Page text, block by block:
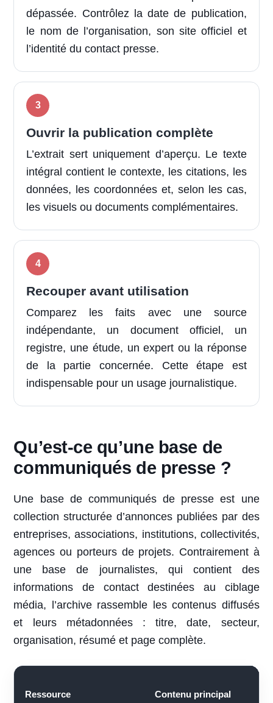
dépassée. Contrôlez la date de publication,
le nom de l’organisation, son site officiel et
l’identité du contact presse.
Ouvrir la publication complète
L’extrait sert uniquement d’aperçu. Le texte
intégral contient le contexte, les citations, les
données, les coordonnées et, selon les cas,
les visuels ou documents complémentaires.
Recouper avant utilisation
Comparez les faits avec une source
indépendante, un document officiel, un
registre, une étude, un expert ou la réponse
de la partie concernée. Cette étape est
indispensable pour un usage journalistique.
Qu’est-ce qu’une base de
communiqués de presse ?
Une base de communiqués de presse est une
collection structurée d’annonces publiées par des
entreprises, associations, institutions, collectivités,
agences ou porteurs de projets. Contrairement à
une base de journalistes, qui contient des
informations de contact destinées au ciblage
média, l’archive rassemble les contenus diffusés
et leurs métadonnées : titre, date, secteur,
organisation, résumé et page complète.
Ressource Contenu principal